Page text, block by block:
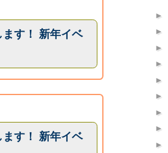
す！ 新年イベ
す！ 新年イベ
►
►
►
►
►
►
►
►
►